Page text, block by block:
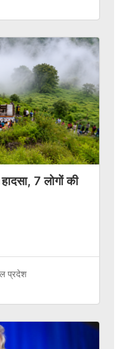
7 लोगों की
प्रदेश